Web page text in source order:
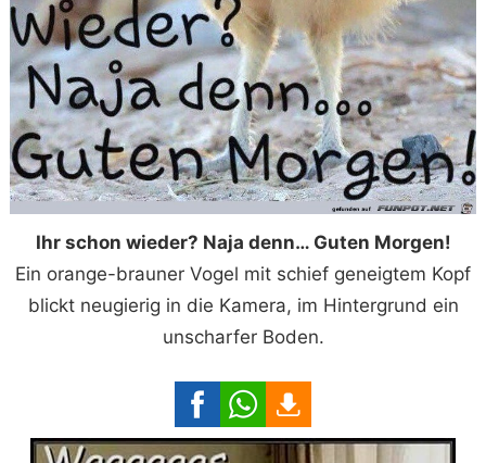
Ihr schon wieder? Naja denn… Guten Morgen!
Ein orange-brauner Vogel mit schief geneigtem Kopf
blickt neugierig in die Kamera, im Hintergrund ein
unscharfer Boden.